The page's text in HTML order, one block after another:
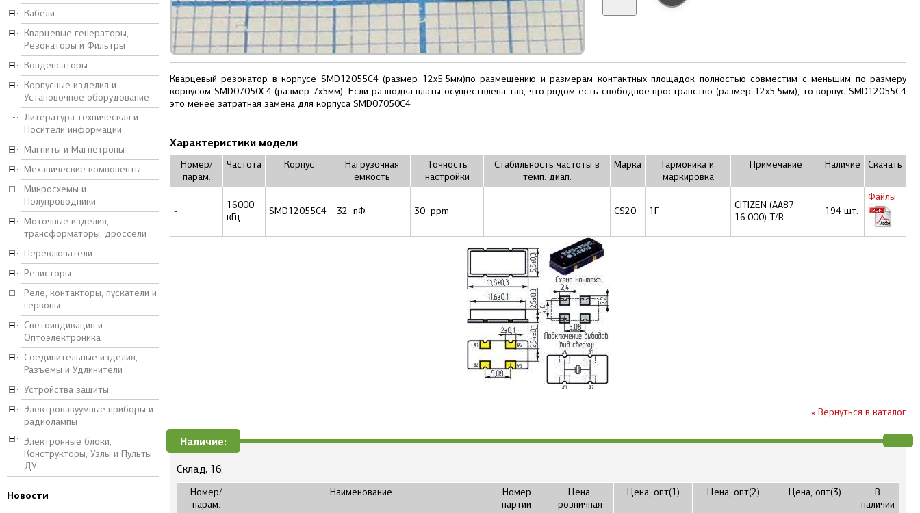
Кабели
Кварцевые генераторы,
Резонаторы и Фильтры
Конденсаторы
Корпусные изделия и
Установочное оборудование
Литература техническая и
Носители информации
Магниты и Магнетроны
Механические компоненты
Микросхемы и
Полупроводники
Моточные изделия,
трансформаторы, дроссели
Переключатели
Резисторы
Реле, контакторы, пускатели и
герконы
Светоиндикация и
Оптоэлектроника
Соединительные изделия,
Разъёмы и Удлинители
Устройства защиты
Электровакуумные приборы и
радиолампы
Электронные блоки,
Конструкторы, Узлы и Пульты
ДУ
Новости
-
Кварцевый резонатор в корпусе SMD12055C4 (размер 12х5,5мм)по размещению и размерам контактных площадок полностью совместим с меньшим по размеру
корпусом SMD07050C4 (размер 7х5мм). Если разводка платы осуществлена так, что рядом есть свободное пространство (размер 12х5,5мм), то корпус SMD12055C4
это менее затратная замена для корпуса SMD07050C4
Характеристики модели
Номер/
парам.
Частота Корпус
Нагрузочная
емкость
Точность
настройки
Стабильность частоты в
темп. диап.
Маркa
Гармоника и
маркировка
Примечание Наличие Скачать
-
16000
кГц
SMD12055C4 32 пФ 30 ppm CS20 1Г
CITIZEN (AA87
16.000) T/R
194 шт.
Файлы
« Вернуться в каталог
Наличие:
Склад, 16:
Номер/
парам.
Наименование
Номер
партии
Цена,
розничная
Цена, опт(1) Цена, опт(2) Цена, опт(3)
В
наличии